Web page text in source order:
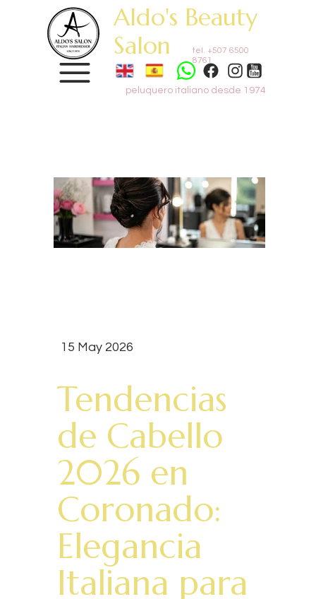
tel. +507 6500
8761
peluquero italiano desde 1974
Aldo's Beauty
Salon
15 May 2026
Tendencias
de Cabello
2026 en
Coronado:
Elegancia
Italiana para